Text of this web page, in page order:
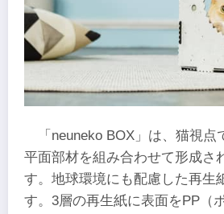
「neuneko BOX」は、猫視
平面部材を組み合わせて形成さ
す。地球環境にも配慮した再生
す。3層の再生紙に表面をPP（